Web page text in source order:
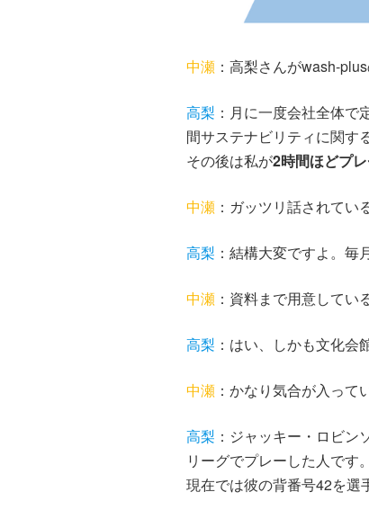
中瀬 ：高梨さんがwash-
高梨 ：月に一度会社全体
間サステナビリティに関す
その後は私が2時間ほどプ
中瀬 ：ガッツリ話されてい
高梨 ：結構大変ですよ。毎
中瀬 ：資料まで用意してい
高梨 ：はい、しかも文化会
中瀬 ：かなり気合が入って
高梨 ：ジャッキー・ロビ
リーグでプレーした人です。
現在では彼の背番号42を選